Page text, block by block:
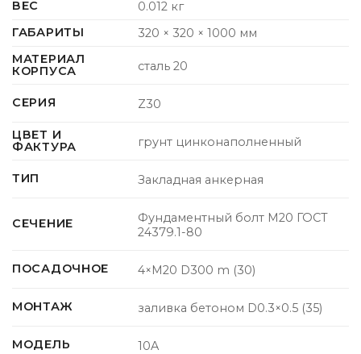
ВЕС
0.012 кг
ГАБАРИТЫ
320 × 320 × 1000 мм
МАТЕРИАЛ
КОРПУСА
сталь 20
СЕРИЯ Z30
ЦВЕТ И
ФАКТУРА
грунт цинконаполненный
ТИП Закладная анкерная
СЕЧЕНИЕ
Фундаментный болт M20 ГОСТ
24379.1-80
ПОСАДОЧНОЕ 4×M20 D300 m (30)
МОНТАЖ заливка бетоном D0.3×0.5 (35)
МОДЕЛЬ 10A